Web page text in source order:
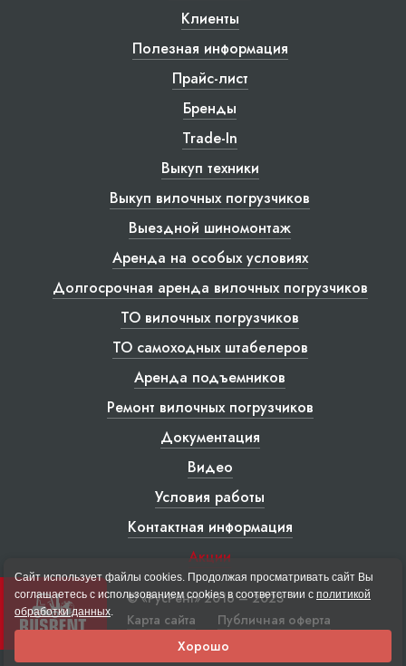
Клиенты
Полезная информация
Прайс-лист
Бренды
Trade-In
Выкуп техники
Выкуп вилочных погрузчиков
Выездной шиномонтаж
Аренда на особых условиях
Долгосрочная аренда вилочных погрузчиков
ТО вилочных погрузчиков
ТО самоходных штабелеров
Аренда подъемников
Ремонт вилочных погрузчиков
Документация
Видео
Условия работы
Контактная информация
Акции
© «РусРент» 2016 – 2023
Карта сайта
Публичная оферта
Сайт использует файлы cookies. Продолжая просматривать сайт Вы
соглашаетесь с использованием cookies в соответствии с политикой
обработки данных.
Хорошо